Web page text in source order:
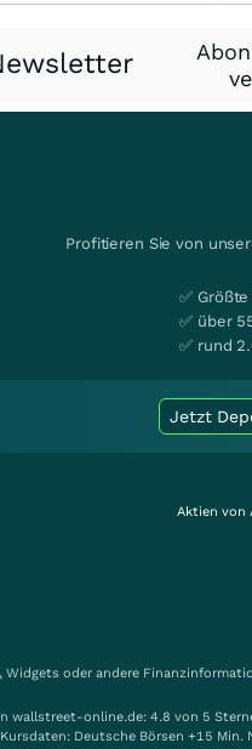
Profitieren Sie von
✅
✅ über
✅ rund
Jetzt
Aktien von
Widgets oder andere
wallstreet-online.de: 4.8 von 5
Deutsche Börsen +15 Min.